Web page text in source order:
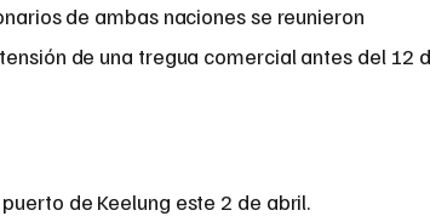
de ambas naciones se reunieron
de una tregua comercial antes del 12
de Keelung este 2 de abril.